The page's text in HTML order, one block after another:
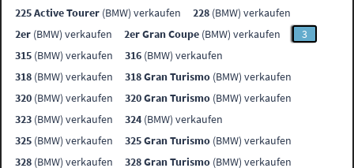
225 Active Tourer (BMW) verkaufen 228 (BMW) verkaufen
2er (BMW) verkaufen 2er Gran Coupe (BMW) verkaufen
3
315 (BMW) verkaufen 316 (BMW) verkaufen
318 (BMW) verkaufen 318 Gran Turismo (BMW) verkaufen
320 (BMW) verkaufen 320 Gran Turismo (BMW) verkaufen
323 (BMW) verkaufen 324 (BMW) verkaufen
325 (BMW) verkaufen 325 Gran Turismo (BMW) verkaufen
328 (BMW) verkaufen 328 Gran Turismo (BMW) verkaufen